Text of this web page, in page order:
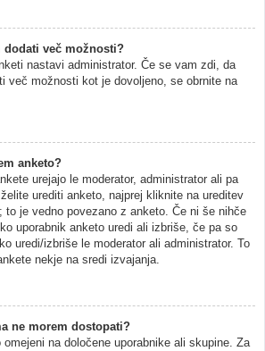
dodati več možnosti?
nastavi administrator. Če se vam zdi, da
več možnosti kot je dovoljeno, se obrnite na
anketo?
urejajo le moderator, administrator ali pa
urediti anketo, najprej kliknite na ureditev
to je vedno povezano z anketo. Če ni še nihče
uporabnik anketo uredi ali izbriše, če pa so
uredi/izbriše le moderator ali administrator. To
nekje na sredi izvajanja.
ne morem dostopati?
na določene uporabnike ali skupine. Za